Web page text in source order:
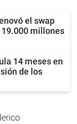
el swap
19.000 millones
14 meses en
de los